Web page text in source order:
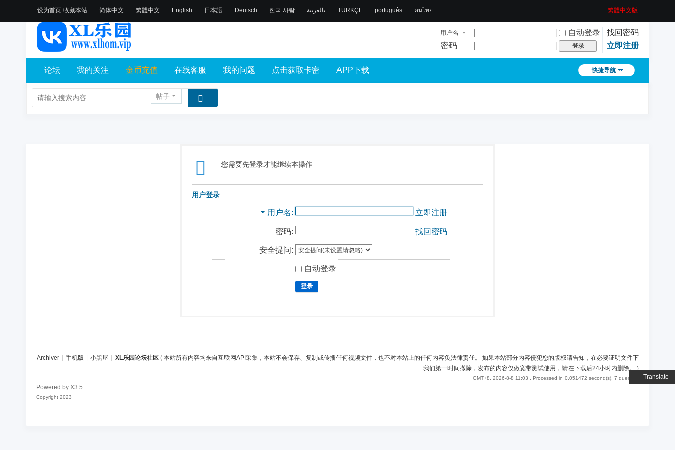
设为首页 收藏本站
Translate
简体中文 繁體中文 English 日本語 Deutsch 한국 사람 بالعربية TÜRKÇE português คนไทย 繁體中文版
用户名 自动登录
找回密码
密码
登录 立即注册
快捷导航
论坛 我的关注 金币充值 在线客服 我的问题 点击获取卡密 APP下载
帖子
您需要先登录才能继续本操作
用户登录
用户名 立即注册
密码: 找回密码
安全提问:
自动登录
登录
Archiver 手机版 小黑屋 XL乐园论坛社区 ( 本站所有内容均来自互联网API采集，本站不会保存、复制或传播任何视频文件，也不对本站上的任何内容负法律责任。 如果本站部分内容侵犯您的版权请告知，在必要证明文件下
我们第一时间撤除，发布的内容仅做宽带测试使用，请在下载后24小时内删除。)
GMT+8, 2026-8-8 11:03 , Processed in 0.051472 second(s), 7 queries .
Powered by X3.5
Copyright 2023